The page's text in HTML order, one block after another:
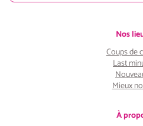
Nos
Coups de
Last
Mieux
À